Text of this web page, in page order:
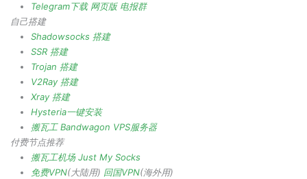
Telegram下载 网页版 电报群
自己搭建
Shadowsocks 搭建
SSR 搭建
Trojan 搭建
V2Ray 搭建
Xray 搭建
Hysteria一键安装
搬瓦工 Bandwagon VPS服务器
付费节点推荐
搬瓦工机场 Just My Socks
免费VPN(大陆用) 回国VPN(海外用)